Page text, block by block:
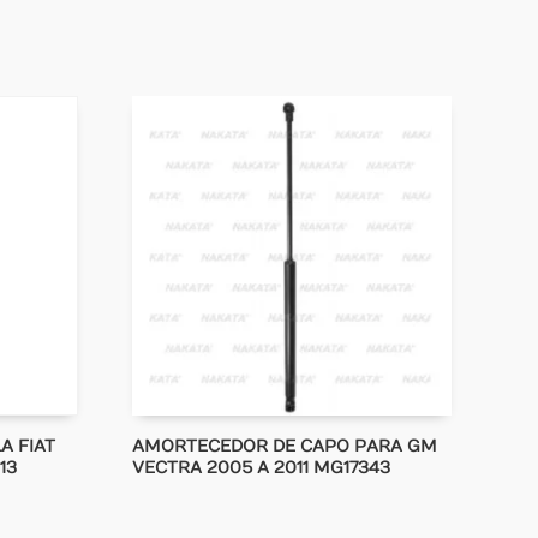
FIAT
AMORTECEDOR DE CAPO PARA GM
VECTRA 2005 A 2011 MG17343